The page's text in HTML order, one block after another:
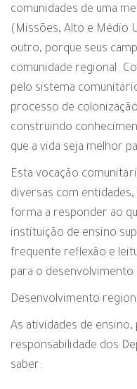
comunidades de uma
(Missões, Alto e Médio
outro, porque seus
comunidade regional.
pelo sistema
processo de
construindo
que a vida seja melhor
Esta vocação
diversas com
forma a responder ao
instituição de ensino
frequente reflexão e
para o desenvolvimento
Desenvolvimento
As atividades de
responsabilidade dos
saber: